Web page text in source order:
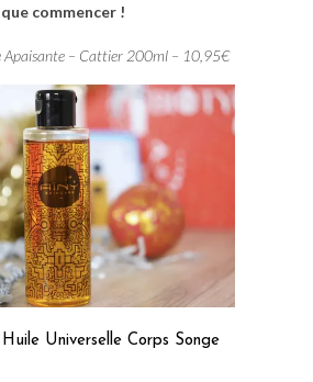
commencer !
Apaisante – Cattier 200ml – 10,95€
Universelle Corps Songe